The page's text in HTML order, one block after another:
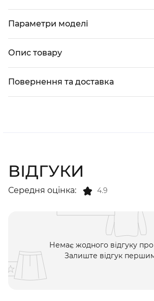
Параметри моделі
Опис товару
Повернення та доставка
ВІДГУКИ
Середня оцінка: 4.9
Немає жодного відгуку
Залиште відгук